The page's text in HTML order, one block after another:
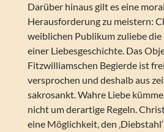
Darüber hinaus gilt es eine
Herausforderung zu meistern:
weiblichen Publikum zuliebe
einer Liebesgeschichte. Das
Fitzwilliamschen Begierde ist
versprochen und deshalb aus
sakrosankt. Wahre Liebe
nicht um derartige Regeln.
eine Möglichkeit, den